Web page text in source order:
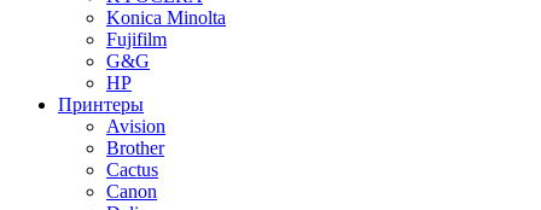
Konica Minolta
Fujifilm
G&G
HP
Принтеры
Avision
Brother
Cactus
Canon